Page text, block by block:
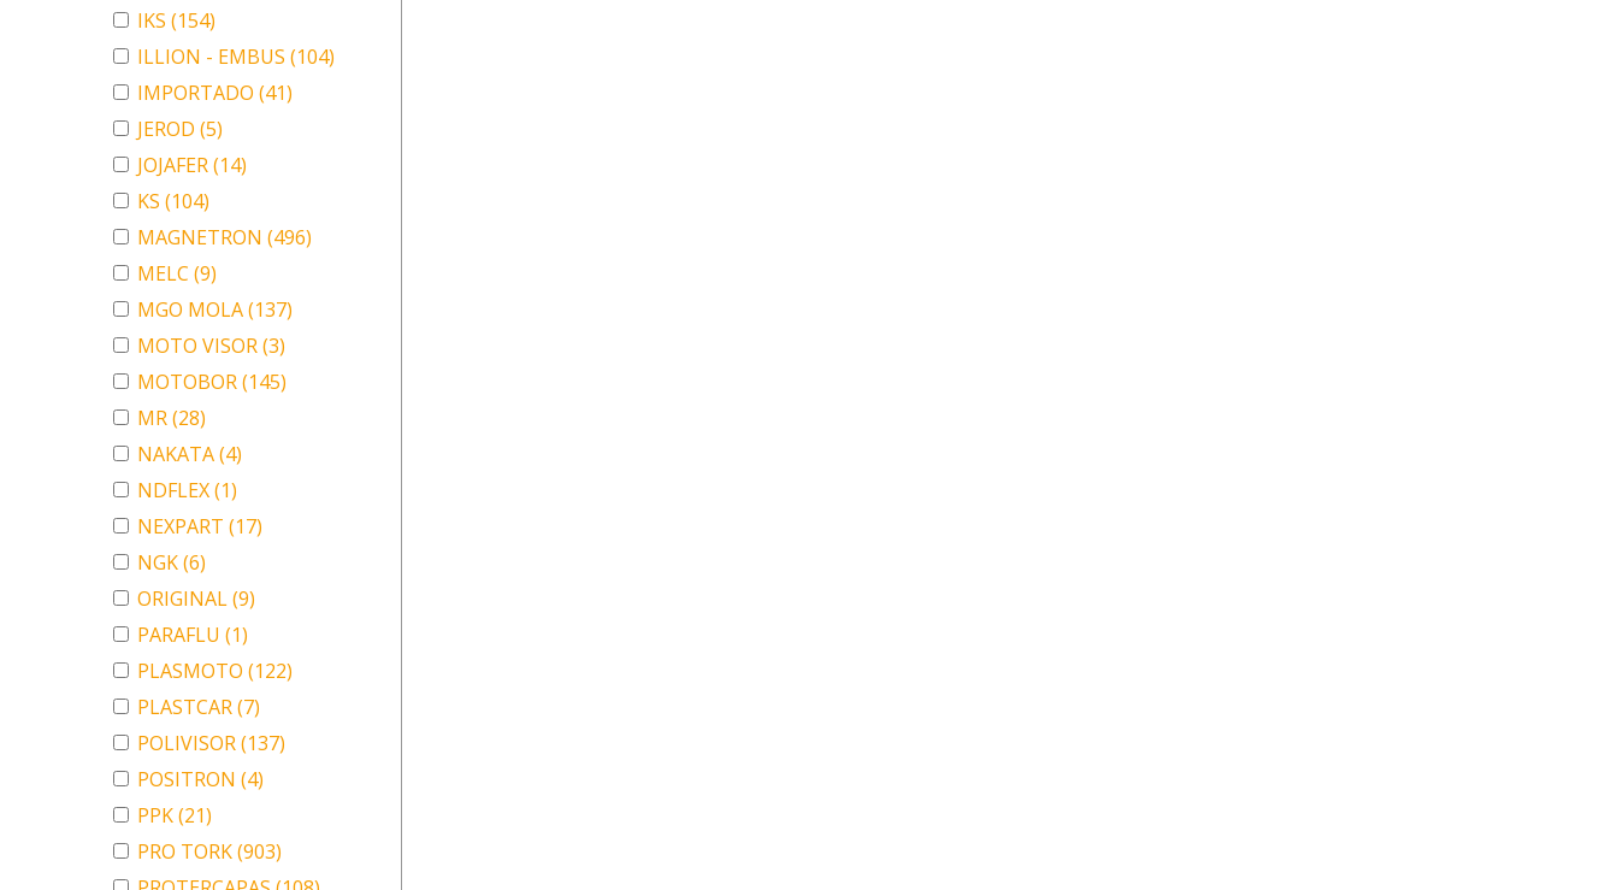
IKS (154)
ILLION - EMBUS (104)
IMPORTADO (41)
JEROD (5)
JOJAFER(14)
KS (104)
MAGNETRON (496)
MELC (9)
MGO MOLA(137)
MOTO VISOR(3)
MOTOBOR(145)
MR(28)
NAKATA(4)
NDFLEX(1)
NEXPART (17)
NGK(6)
ORIGINAL(9)
PARAFLU (1)
PLASMOTO (122)
PLASTCAR(7)
POLIVISOR(137)
POSITRON (4)
PPK(21)
PRO TORK(903)